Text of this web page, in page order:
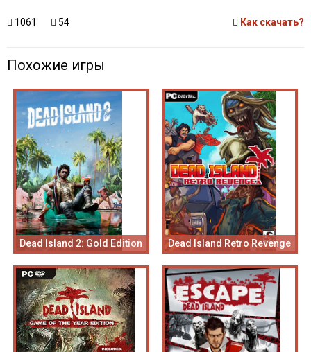
1061 54 Как скачать?
Похожие игры
Dead Island 2: Gold Edition Dead Island Retro Revenge